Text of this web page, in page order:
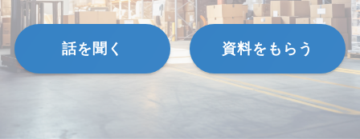
話を聞く 資料をもらう